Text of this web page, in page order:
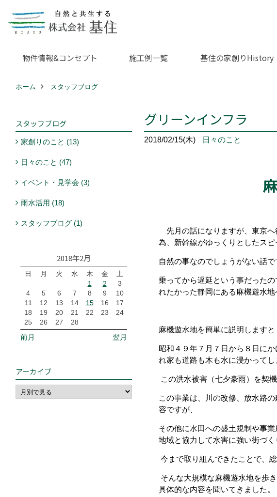
物件情報&コンセプト 施工例一覧 基住の家創りHistory
ホーム スタッフブログ
グリーンインフラ
2018/02/15(木) 日々のこと
先月の話になりますが、東京へ
為、新幹線がゆっくりとしたス
自然の事なのでしょうがない話
乗ってから遅延という事だった
れたかった静岡にある麻機遊水地
麻機遊水地を簡単に説明しますと
昭和４９年７月７日から８日に
れ家も道路も木も水に浸かって
この洪水被害（七夕豪雨）を契
この事業は、川の改修、放水路
容ですが、
その他に水田への盛土規制や事
地域と協力して水害に強い街づく
今まで取り組んできたことで、
そんな大規模な麻機遊水地を歩
具体的な内容を聞いてきました。
スタッフブログ
家創りのこと (13)
日々のこと (47)
イベント・見学会 (3)
雨水活用 (18)
スタッフブログ (1)
2018年2月
日 月 火 水 木 金
土
1
2
3
4
5 6 7 8 9
10
11
12 13 14 15 16
17
18
19 20 21 22 23
24
25
26 27 28
前月 翌月
アーカイブ